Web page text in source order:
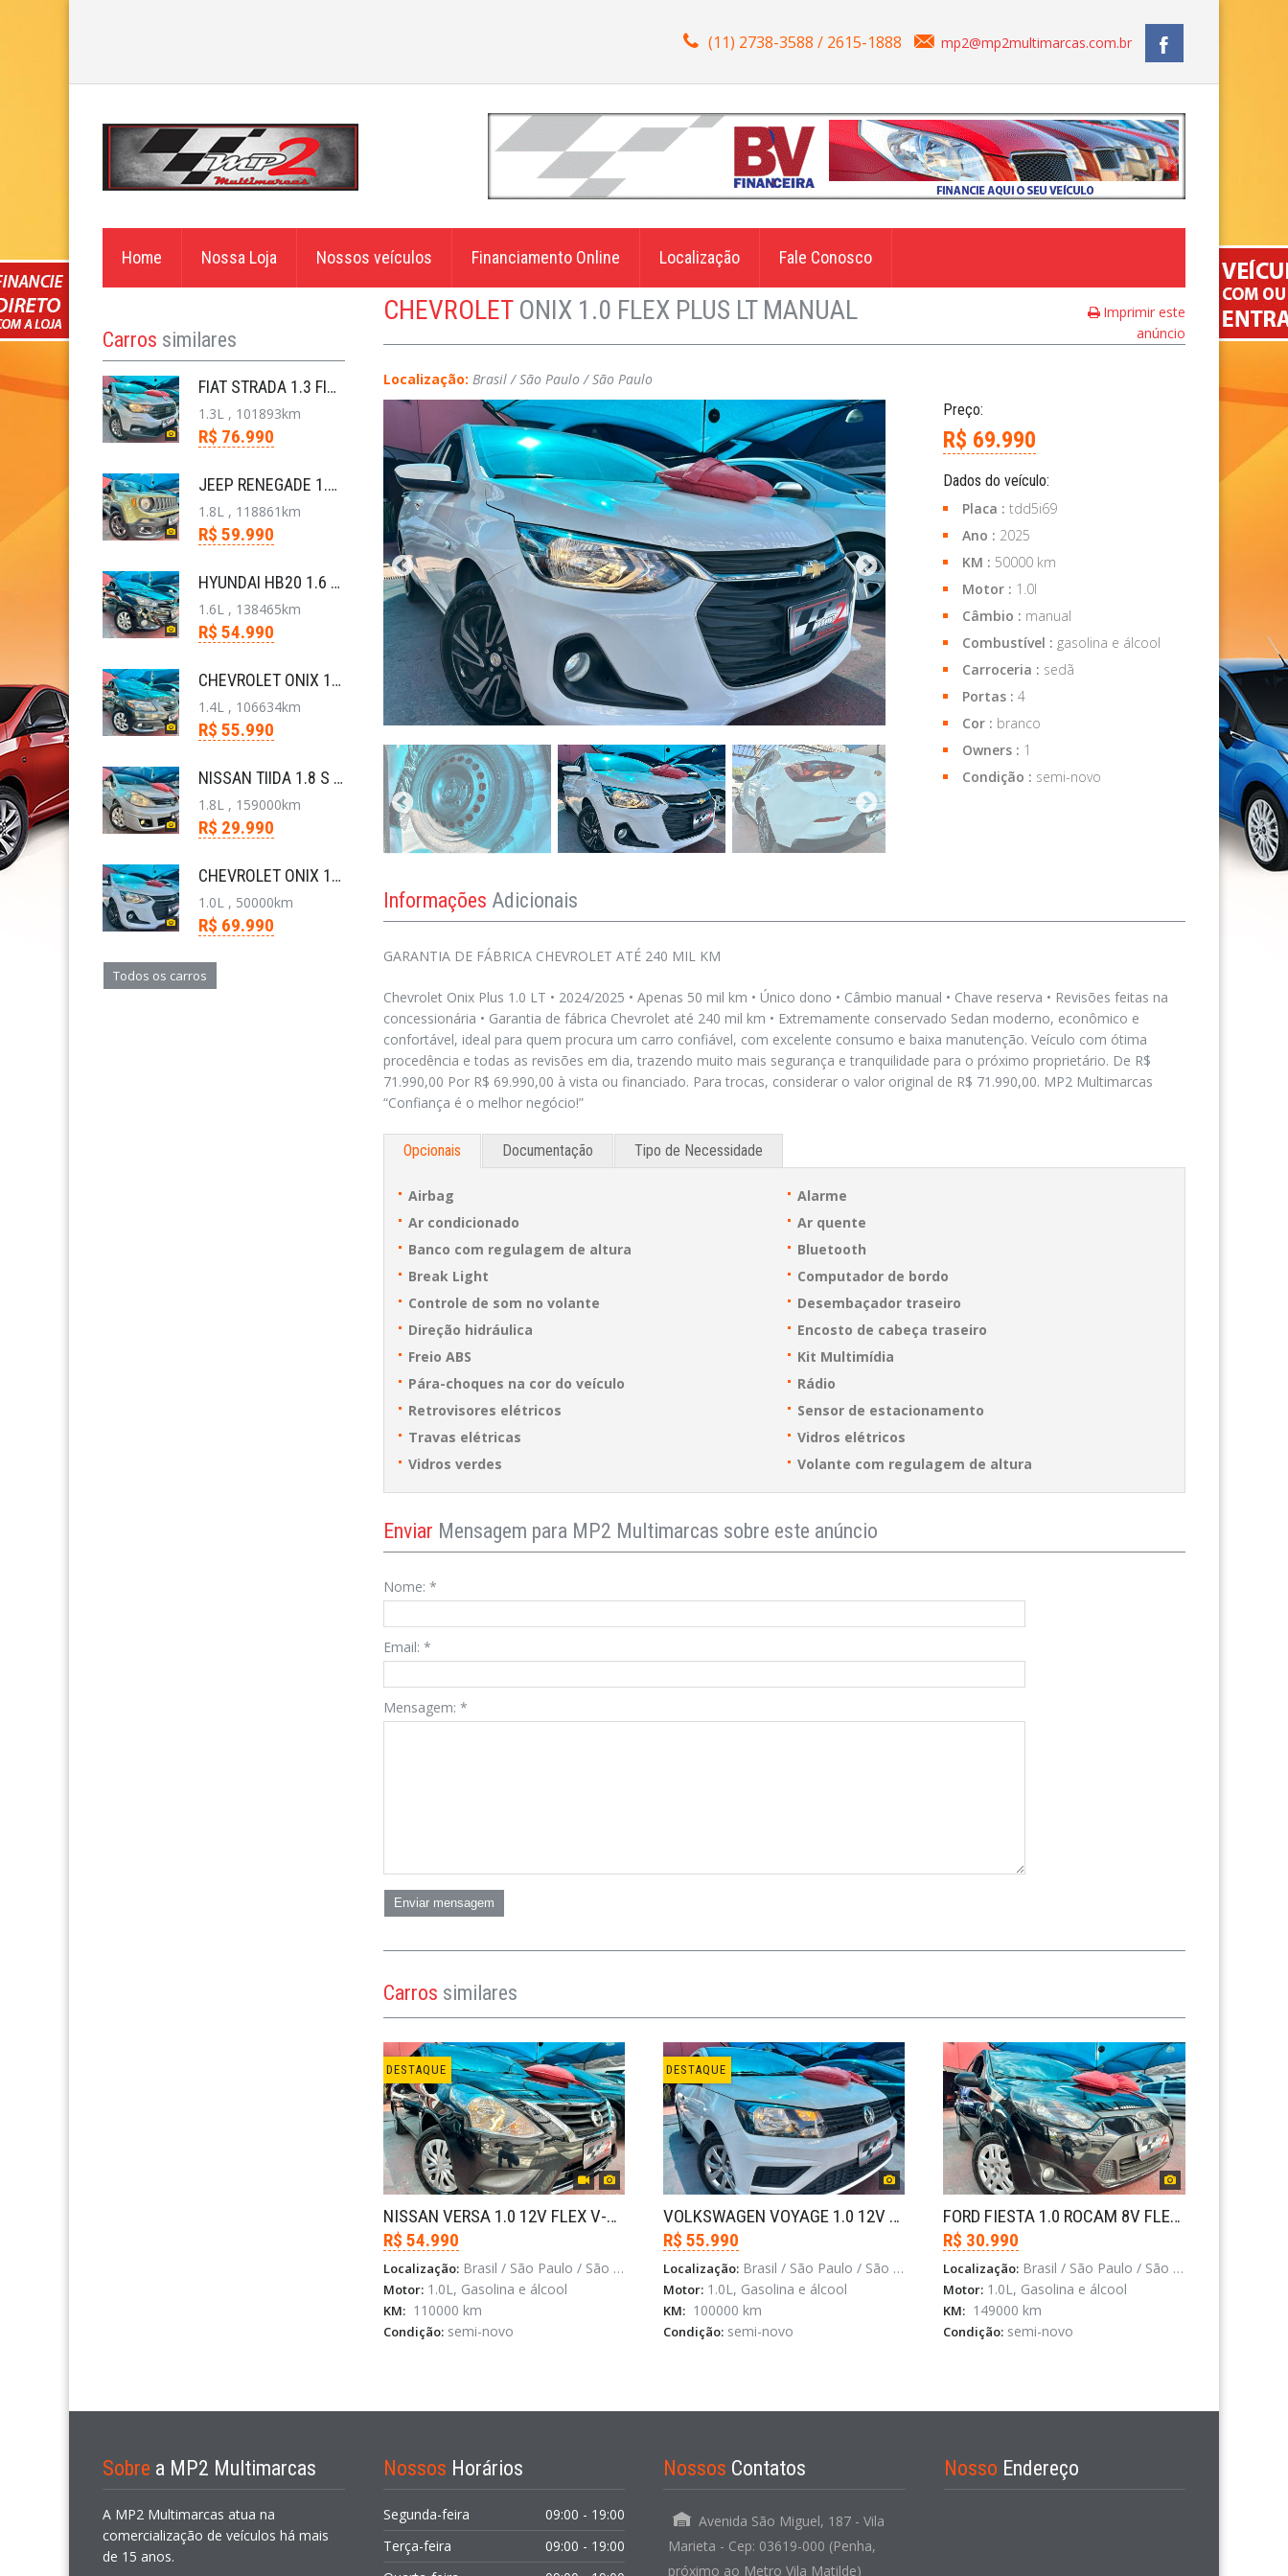
(11) 2738-3588 / 2615-1888 mp2@mp2multimarcas.com.br
Home Nossa Loja Nossos veículos Financiamento Online Localização Fale Conosco
CHEVROLET ONIX 1.0 FLEX PLUS LT MANUAL
Imprimir este
anúncio
Localização: Brasil / São Paulo / São Paulo
Preço:
R$ 69.990
Dados do veículo:
Placa :tdd5i69
Ano : 2025
KM : 50000 km
Motor : 1.0l
Câmbio : manual
Combustível : gasolina e álcool
Carroceria : sedã
Portas :4
Cor : branco
Owners : 1
Condição : semi-novo
Informações Adicionais
GARANTIA DE FÁBRICA CHEVROLET ATÉ 240 MIL KM
Chevrolet Onix Plus 1.0 LT • 2024/2025 • Apenas 50 mil km • Único dono • Câmbio manual • Chave reserva • Revisões feitas na
concessionária • Garantia de fábrica Chevrolet até 240 mil km • Extremamente conservado Sedan moderno, econômico e
confortável, ideal para quem procura um carro confiável, com excelente consumo e baixa manutenção. Veículo com ótima
procedência e todas as revisões em dia, trazendo muito mais segurança e tranquilidade para o próximo proprietário. De R$
71.990,00 Por R$ 69.990,00 à vista ou financiado. Para trocas, considerar o valor original de R$ 71.990,00. MP2 Multimarcas
“Confiança é o melhor negócio!”
Opcionais Documentação Tipo de Necessidade
Airbag
Alarme
Ar condicionado
Ar quente
Banco com regulagem de altura
Bluetooth
Break Light
Computador de bordo
Controle de som no volante
Desembaçador traseiro
Direção hidráulica
Encosto de cabeça traseiro
Freio ABS
Kit Multimídia
Pára-choques na cor do veículo
Rádio
Retrovisores elétricos
Sensor de estacionamento
Travas elétricas
Vidros elétricos
Vidros verdes
Volante com regulagem de altura
Enviar Mensagem para MP2 Multimarcas sobre este anúncio
Nome: *
Email: *
Mensagem: *
Enviar mensagem
Carros similares
DESTAQUE
NISSAN VERSA 1.0 12V FLEX V-DRIVE MANUAL
R$ 54.990
Localização:Brasil / São Paulo / São Paulo
Motor:1.0L, Gasolina e álcool
KM:110000 km
Condição:semi-novo
DESTAQUE
VOLKSWAGEN VOYAGE 1.0 12V MPI TOTALFLEX 4P MANUAL
R$ 55.990
Localização:Brasil / São Paulo / São Paulo
Motor:1.0L, Gasolina e álcool
KM:100000 km
Condição:semi-novo
FORD FIESTA 1.0 ROCAM 8V FLEX 4P MANUAL
R$ 30.990
Localização: Brasil / São Paulo / São Paulo
Motor: 1.0L, Gasolina e álcool
KM: 149000 km
Condição: semi-novo
Carros similares
FIAT STRADA 1.3 FIREFLY FLEX FREEDOM CS MANUAL
1.3L , 101893km
R$ 76.990
JEEP RENEGADE 1.8 16V FLEX SPORT 4P AUTOMÁTICO
1.8L , 118861km
R$ 59.990
HYUNDAI HB20 1.6 COMFORT PLUS 16V FLEX 4P AUTOMÁTI
1.6L , 138465km
R$ 54.990
CHEVROLET ONIX 1.4 MPFI LT 8V FLEX 4P AUTOMÁTICO
1.4L , 106634km
R$ 55.990
NISSAN TIIDA 1.8 S 16V FLEX 4P MANUAL
1.8L , 159000km
R$ 29.990
CHEVROLET ONIX 1.0 FLEX PLUS LT MANUAL
1.0L , 50000km
R$ 69.990
Todos os carros
Sobre a MP2 Multimarcas
A MP2 Multimarcas atua na
comercialização de veículos há mais
de 15 anos.
Nossos Horários
Segunda-feira
09:00 - 19:00
Terça-feira
09:00 - 19:00
Nossos Contatos
Avenida São Miguel, 187 - Vila
Marieta - Cep: 03619-000 (Penha,
próximo ao Metro Vila Matilde)
Nosso Endereço